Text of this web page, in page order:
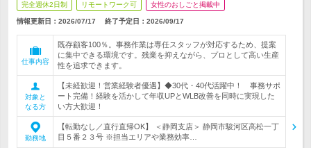
完全週休2日制 リモートワーク可 女性のおしごと掲載中
情報更新日：2026/07/17 終了予定日： 2026/09/17
仕事内容
既存顧客100％。事務作業は専任スタッフが対応するため、提案
に集中できる環境です。残業を抑えながら、プロとして高い生産
性を追求できます。
対象と
なる方
【未経歓迎！営業経験者優遇】◆30代・40代活躍中！ 事務サポ
ート完備！経験を活かして年収UPとWLB改善を同時に実現した
い方大歓迎！
勤務地
【転勤なし／直行直帰OK】 ＜静岡支店＞ 静岡市駿河区高松一丁
目５番２３号 ※担当エリアや業務効率…